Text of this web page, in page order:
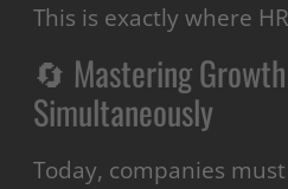
This is exactly where
🔄 Mastering
Simultaneously
Today, companies